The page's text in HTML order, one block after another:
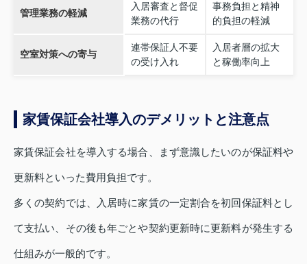
管理業務の軽減
入居審査と督促
業務の代行
事務負担と精神
的負担の軽減
空室対策への寄与
連帯保証人不要
の受け入れ
入居者層の拡大
と稼働率向上
家賃保証会社導入のデメリットと注意点
家賃保証会社を導入する場合、まず意識したいのが保証料や
更新料といった費用負担です。
多くの契約では、入居時に家賃の一定割合を初回保証料とし
て支払い、その後も年ごとや契約更新時に更新料が発生する
仕組みが一般的です。